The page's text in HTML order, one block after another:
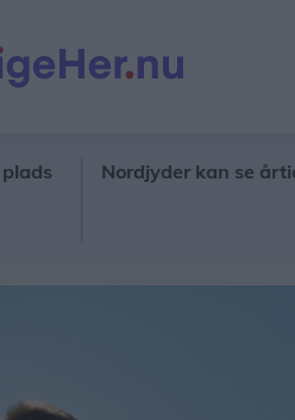
Nordjyder kan se årtiets